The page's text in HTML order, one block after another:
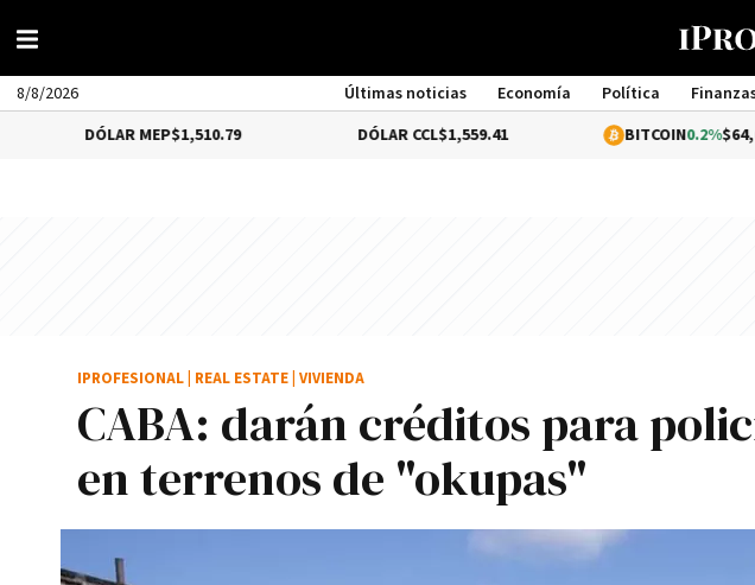
8/8/2026 Últimas noticias Economía Política
DÓLAR MEP$1,510.79 $1,559.41 BITCOIN0.2%$64,673.93
CABA: darán créditos para
en terrenos de "okupas"
IPROFESIONAL REAL ESTATE VIVIENDA